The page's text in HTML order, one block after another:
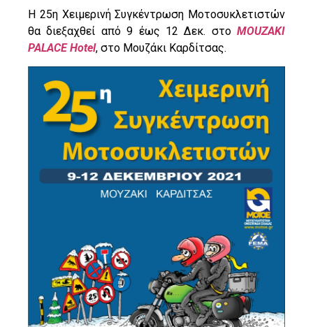
Η 25η Χειμερινή Συγκέντρωση Μοτοσυκλετιστών
θα διεξαχθεί από 9 έως 12 Δεκ. στο MOUZAKI
PALACE Hotel, στο Μουζάκι Καρδίτσας.